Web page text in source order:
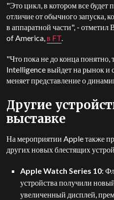
"Это цикл, в котором все будет
отличие от обычного запуска,
в аппаратной части", -
of America,в FT.
"Что пока не до конца понятно,
Intelligence выйдет на рынок и
меняет представление о
Другие
выставке
На мероприятии Apple также
других новых блестящих
Apple Watch Series 10:
устройства получили
увеличенный дисплей,